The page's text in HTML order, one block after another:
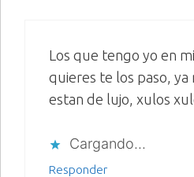
Los que tengo yo en
quieres te los paso, ya
estan de lujo, xulos
Cargando...
Responder